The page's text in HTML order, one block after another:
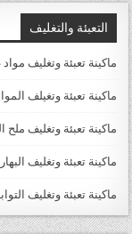
التعبئة والتغليف
ماكينة تعبئة وتغليف مواد
ماكينة تعبئة وتغيلف
ماكينة تعبئة وتغليف ملح
ماكينة تعبئة وتغليف
ماكينة تعبئة وتغليف